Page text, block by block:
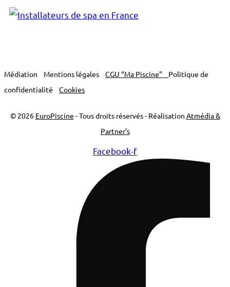
Médiation Mentions légales CGU “Ma Piscine” Politique de
confidentialité
Cookies
© 2026 EuroPiscine - Tous droits réservés - Réalisation Atmédia &
Partner's
Facebook-f